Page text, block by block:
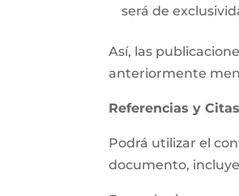
será de
Así, las
anteriormente
Referencias y Citas
Podrá utilizar el
documento,